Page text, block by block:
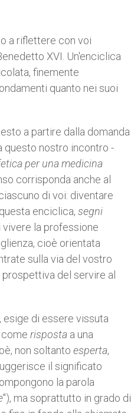
a riflettere con voi
XVI. Un'enciclica
finemente
quanto nei suoi
a partire dalla domanda
questo nostro incontro -
per una medicina
corrisponda anche al
di voi: diventare
enciclica, segni
vivere la professione
cioè orientata
sulla via del vostro
del servire al
di essere vissuta
risposta a una
non soltanto esperta,
il significato
la parola
"), ma soprattutto in grado di